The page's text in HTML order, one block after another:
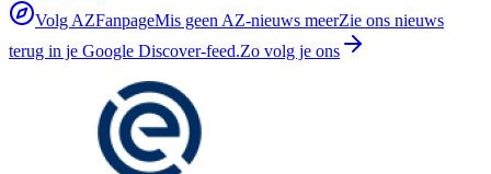
Volg AZFanpageMis geen AZ-nieuws meerZie ons nieuws
terug in je Google Discover-feed.Zo volg je ons